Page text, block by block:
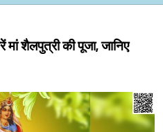
शैलपुत्री की पूजा, जानिए